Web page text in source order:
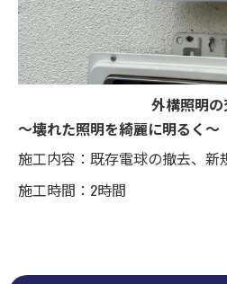
外構照明
～壊れた照明を綺麗に明るく～
施工内容：既存電球の撤去、新
施工時間：2時間